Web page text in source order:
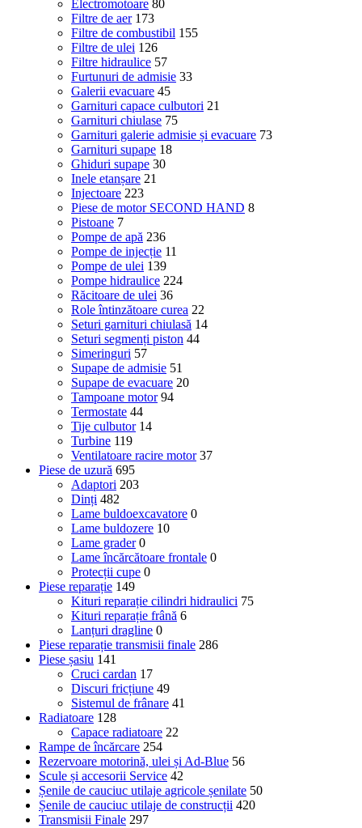
Electromotoare 80
Filtre de aer 173
Filtre de combustibil 155
Filtre de ulei 126
Filtre hidraulice 57
Furtunuri de admisie 33
Galerii evacuare 45
Garnituri capace culbutori 21
Garnituri chiulase 75
Garnituri galerie admisie și evacuare 73
Garnituri supape 18
Ghiduri supape 30
Inele etanșare 21
Injectoare 223
Piese de motor SECOND HAND 8
Pistoane 7
Pompe de apă 236
Pompe de injecție 11
Pompe de ulei 139
Pompe hidraulice 224
Răcitoare de ulei 36
Role întinzătoare curea 22
Seturi garnituri chiulasă 14
Seturi segmenți piston 44
Simeringuri 57
Supape de admisie 51
Supape de evacuare 20
Tampoane motor 94
Termostate 44
Tije culbutor 14
Turbine 119
Ventilatoare racire motor 37
Piese de uzură 695
Adaptori 203
Dinți 482
Lame buldoexcavatore 0
Lame buldozere 10
Lame grader 0
Lame încărcătoare frontale 0
Protecții cupe 0
Piese reparație 149
Kituri reparație cilindri hidraulici 75
Kituri reparație frână 6
Lanțuri dragline 0
Piese reparație transmisii finale 286
Piese șasiu 141
Cruci cardan 17
Discuri fricțiune 49
Sistemul de frânare 41
Radiatoare 128
Capace radiatoare 22
Rampe de încărcare 254
Rezervoare motorină, ulei și Ad-Blue 56
Scule și accesorii Service 42
Șenile de cauciuc utilaje agricole șenilate 50
Șenile de cauciuc utilaje de construcții 420
Transmisii Finale 297